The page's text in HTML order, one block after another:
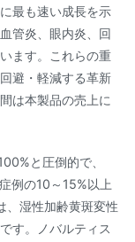
最も速い成長を示
管炎、眼内炎、回
ます。これらの重
避・軽減する革新
は本製品の売上に
と圧倒的で、
例の10～15%以上
湿性加齢黄斑変性
す。ノバルティス